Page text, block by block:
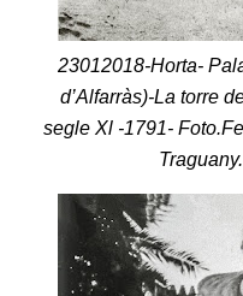
23012018-Horta-
d’Alfarràs)-La torre
segle Xl -1791-